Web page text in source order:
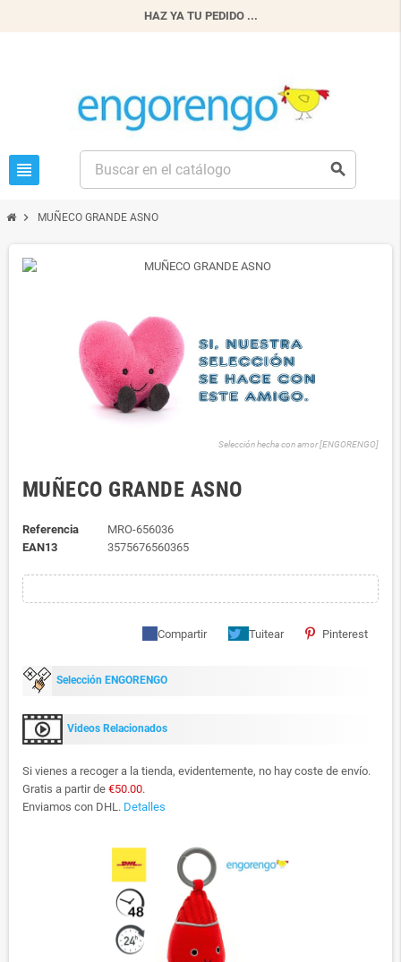
HAZ YA TU PEDIDO ...
view_headline search
chevron_right MUÑECO GRANDE ASNO
Selección hecha con amor [ENGORENGO]
MUÑECO GRANDE ASNO
Referencia
MRO-656036
EAN13
3575676560365
Compartir Tuitear Pinterest
Selección ENGORENGO
Videos Relacionados
Si vienes a recoger a la tienda, evidentemente, no hay coste de envío.
Gratis a partir de €50.00.
Enviamos con DHL. Detalles